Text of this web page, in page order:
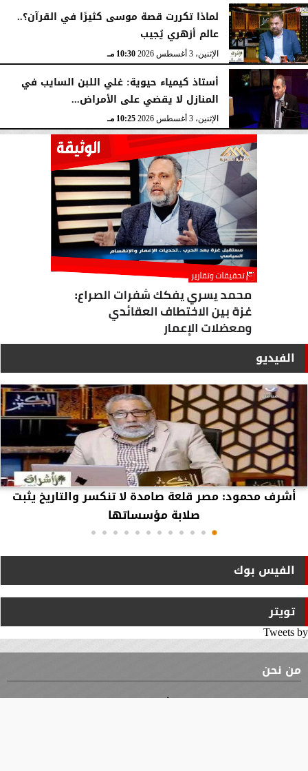
لماذا تكررت قصة موسى كثيرًا في القرآن؟..
عالم أزهري يُجيب
الإثنين، 3 أغسطس 2026 10:30 مـ
أستاذ كيمياء حيوية: غلي اللبن السايب في
المنازل لا يقضي على الأمراض...
الإثنين، 3 أغسطس 2026 10:25 مـ
الفيديو
أشرف محمود: مصر قلعة صامدة لا تنكسر والتاريخ يثبت
صلابة مؤسساتها
الفيس بوك
تويتر
Tweets by
من نحن